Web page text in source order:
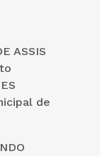
ASSIS
de